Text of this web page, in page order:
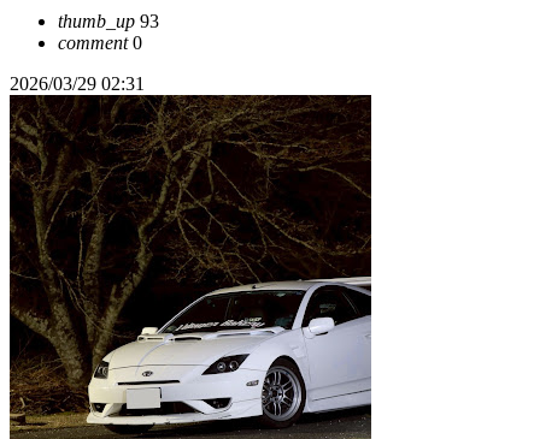
thumb_up 93
comment0
2026/03/29 02:31